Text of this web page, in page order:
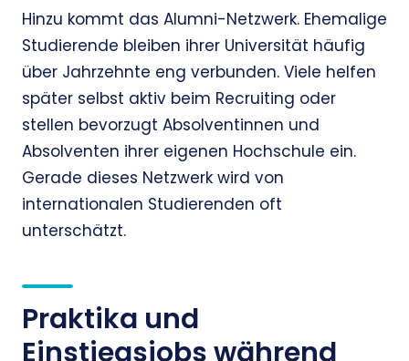
Hinzu kommt das Alumni-Netzwerk. Ehemalige
Studierende bleiben ihrer Universität häufig
über Jahrzehnte eng verbunden. Viele helfen
später selbst aktiv beim Recruiting oder
stellen bevorzugt Absolventinnen und
Absolventen ihrer eigenen Hochschule ein.
Gerade dieses Netzwerk wird von
internationalen Studierenden oft
unterschätzt.
Praktika und
Einstiegsjobs während